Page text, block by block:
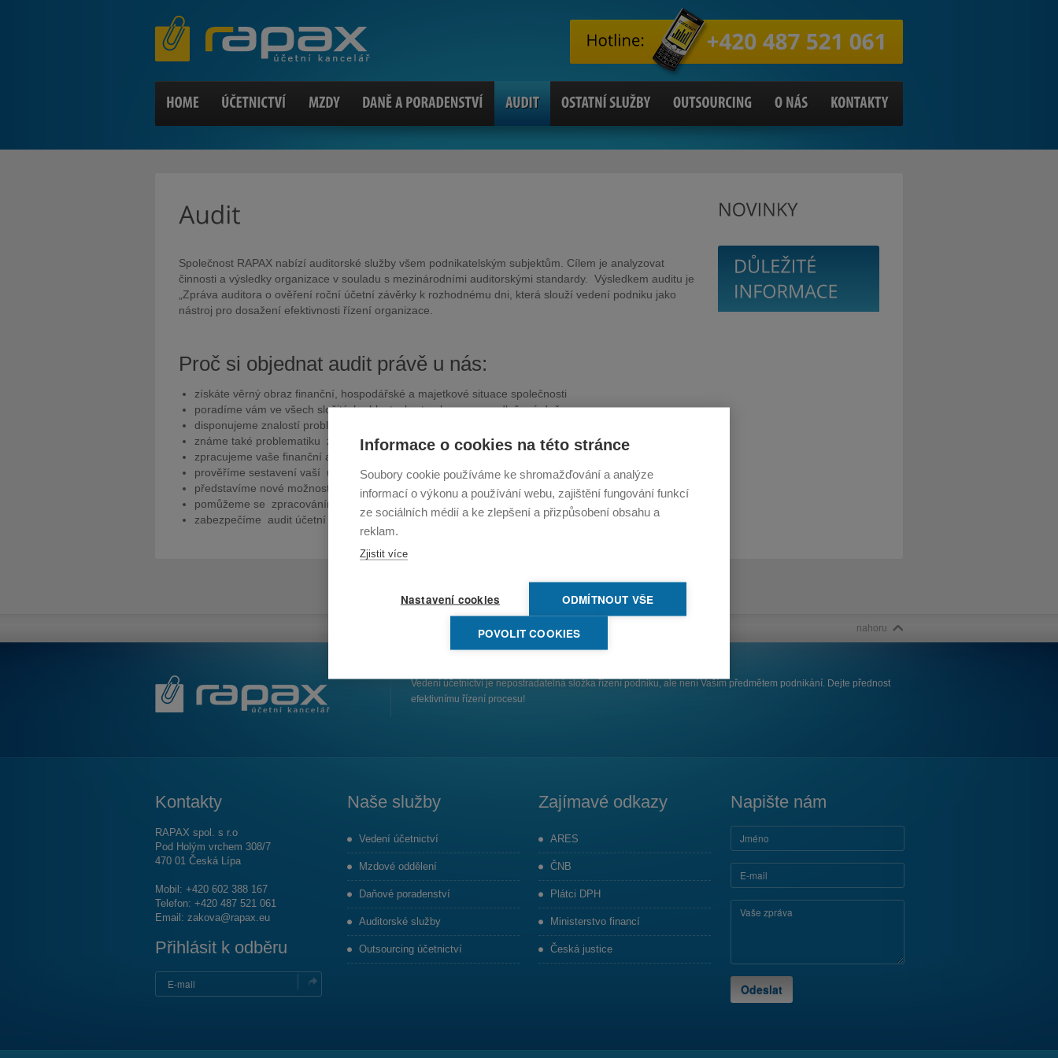
Společnost RAPAX nabízí auditorské služby všem podnikatelským subjektům. Cílem je analyzovat
činnosti a výsledky organizace v souladu s mezinárodními auditorskými standardy. Výsledkem auditu je
„Zpráva auditora o ověření roční účetní závěrky k rozhodnému dni, která slouží vedení podniku jako
nástroj pro dosažení efektivnosti řízení organizace.
Proč si objednat audit právě u nás:
získáte věrný obraz finanční, hospodářské a majetkové situace společnosti
poradíme vám ve všech složitých oblastech - tvorba rezerv, odložená daň
disponujeme znalostí problematiky DPH
známe také problematiku zákona o daních z příjmů
zpracujeme vaše finanční analýzy
prověříme sestavení vaší účetní závěrky podle platné legislativy
představíme nové možnosti zdokonalení vašeho účetnictví
pomůžeme se zpracováním výkazu cash-flow
zabezpečíme audit účetní závěrky
nahoru
Vedení účetnictví je nepostradatelná složka řízení podniku, ale není Vaším předmětem podnikání. Dejte přednost
efektivnímu řízení procesu!
Kontakty
RAPAX spol. s r.o
Pod Holým vrchem 308/7
470 01 Česká Lípa
Mobil: +420 602 388 167
Telefon: +420 487 521 061
Email: zakova@rapax.eu
Přihlásit k odběru
Naše služby
Vedení účetnictví
Mzdové oddělení
Daňové poradenství
Auditorské služby
Outsourcing účetnictví
Zajímavé odkazy
ARES
ČNB
Plátci DPH
Ministerstvo financí
Česká justice
Napište nám
Informace o cookies na této stránce
Soubory cookie používáme ke shromažďování a analýze
informací o výkonu a používání webu, zajištění fungování funkcí
ze sociálních médií a ke zlepšení a přizpůsobení obsahu a
reklam.
Zjistit více
Nastavení cookies ODMÍTNOUT VŠE
POVOLIT COOKIES